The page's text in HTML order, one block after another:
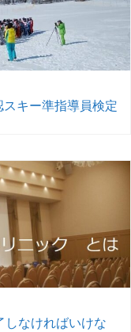
キー準指導員検定
しなければいけな